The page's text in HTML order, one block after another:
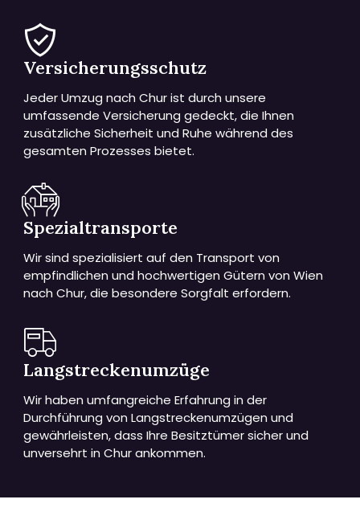
Versicherungsschutz
Jeder Umzug nach Chur ist durch unsere
umfassende Versicherung gedeckt, die Ihnen
zusätzliche Sicherheit und Ruhe während des
gesamten Prozesses bietet.
Spezialtransporte
Wir sind spezialisiert auf den Transport von
empfindlichen und hochwertigen Gütern von Wien
nach Chur, die besondere Sorgfalt erfordern.
Langstreckenumzüge
Wir haben umfangreiche Erfahrung in der
Durchführung von Langstreckenumzügen und
gewährleisten, dass Ihre Besitztümer sicher und
unversehrt in Chur ankommen.